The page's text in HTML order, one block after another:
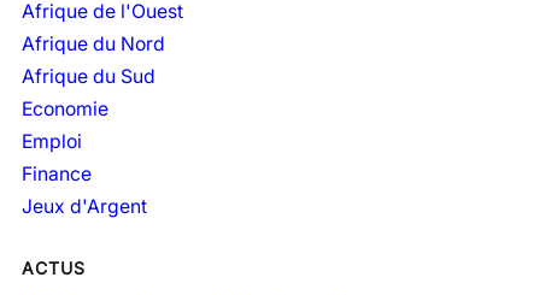
Afrique de l'Ouest
Afrique du Nord
Afrique du Sud
Economie
Emploi
Finance
Jeux d'Argent
ACTUS